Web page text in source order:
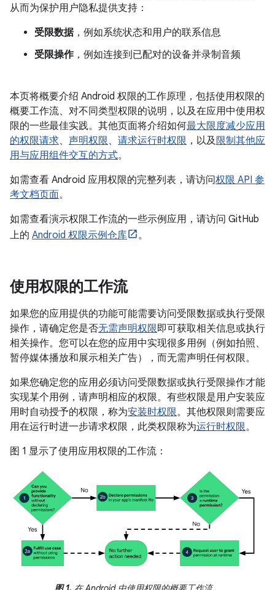
从而为保护用户隐私提供支持：
受限数据，例如系统状态和用户的联系信息
受限操作，例如连接到已配对的设备并录制音频
本页将概要介绍 Android 权限的工作原理，包括使用权限的
概要工作流、对不同类型权限的说明，以及在应用中使用权
限的一些最佳实践。其他页面将介绍如何最大限度减少应用
的权限请求、 声明权限、 请求运行时权限 ，以及限制其他应
用与应用组件交互的方式。
如需查看 Android 应用权限的完整列表，请访问权限 API 参
考文档页面。
如需查看演示权限工作流的一些示例应用，请访问 GitHub
上的 Android 权限示例仓库 。
使用权限的工作流
如果您的应用提供的功能可能需要访问受限数据或执行受限
操作，请确定您是否无需声明权限即可获取相关信息或执行
相关操作。您可以在您的应用中实现很多用例（例如拍照、
暂停媒体播放和展示相关广告），而无需声明任何权限。
如果您确定您的应用必须访问受限数据或执行受限操作才能
实现某个用例，请声明相应的权限。有些权限是用户安装应
用时自动授予的权限，称为安装时权限。其他权限则需要应
用在运行时进一步请求权限，此类权限称为运行时权限。
图 1 显示了使用应用权限的工作流：